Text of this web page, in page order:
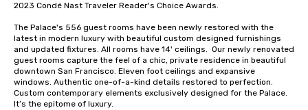
with different people
down at each venue
traverse along the
experiences not only
ways to network, but
2023 Condé Nast Traveler Reader's Choice Awards.
The Palace's 556 guest rooms have been newly restored with the
latest in modern luxury with beautiful custom designed furnishings
and updated fixtures. All rooms have 14' ceilings.  Our newly renovated
guest rooms capture the feel of a chic, private residence in beautiful
downtown San Francisco. Eleven foot ceilings and expansive
windows. Authentic one-of-a-kind details restored to perfection.
Custom contemporary elements exclusively designed for the Palace.
It’s the epitome of luxury.